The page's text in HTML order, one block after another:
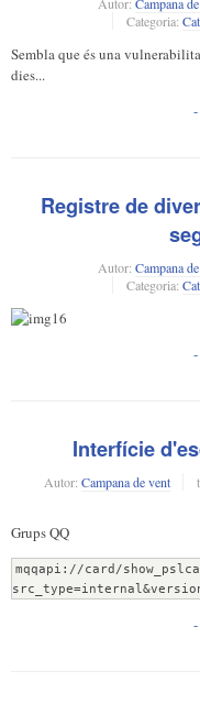
Categoria:
Sembla que és una
dies...
Registre de
Autor: Campana
Categoria:
Interfície
Autor: Campana de vent
Grups QQ
mqqapi://card/